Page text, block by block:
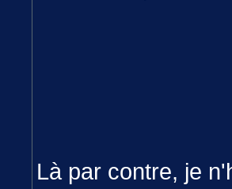
Là par contre, je